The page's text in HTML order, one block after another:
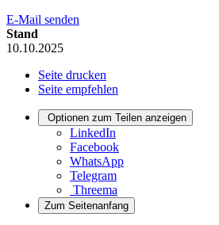
E-Mail senden
Stand
10.10.2025
Seite drucken
Seite empfehlen
Optionen zum Teilen anzeigen
LinkedIn
Facebook
WhatsApp
Telegram
Threema
Zum Seitenanfang